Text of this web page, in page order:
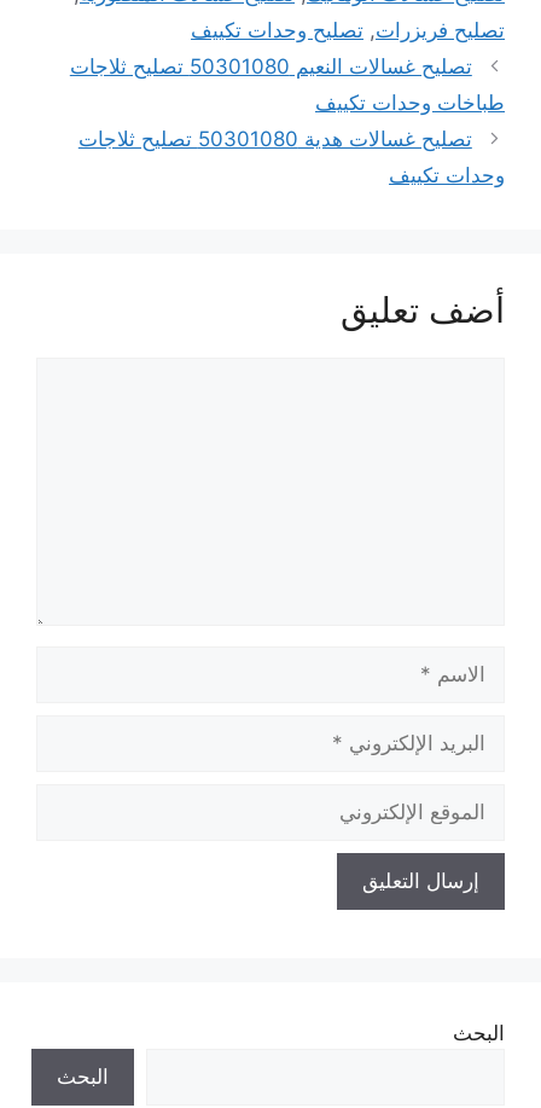
تصليح فريزرات, تصليح وحدات تكييف
تصليح غسالات النعيم 50301080 تصليح ثلاجات
طباخات وحدات تكييف
تصليح غسالات هدية 50301080 تصليح ثلاجات
وحدات تكييف
أضف تعليق
الإلكتروني
الإلكتروني
البحث
البحث